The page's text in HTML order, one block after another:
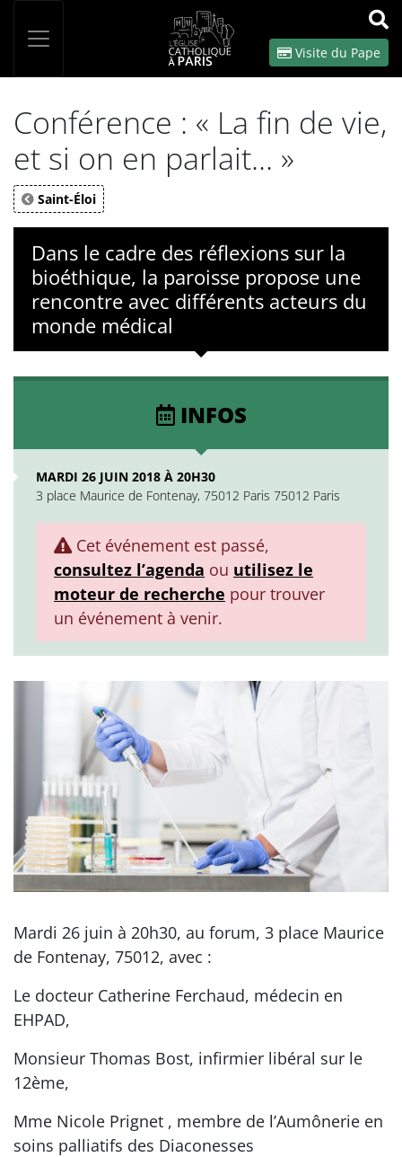
OK
Visite du Pape
Conférence : « La fin de vie,
et si on en parlait... »
Saint-Éloi
Dans le cadre des réflexions sur la
bioéthique, la paroisse propose une
rencontre avec différents acteurs du
monde médical
INFOS
MARDI 26 JUIN 2018 À 20H30
3 place Maurice de Fontenay, 75012 Paris 75012 Paris
Cet événement est passé,
consultez l’agenda ou utilisez le
moteur de recherche pour trouver
un événement à venir.
Mardi 26 juin à 20h30, au forum, 3 place Maurice
de Fontenay, 75012, avec :
Le docteur Catherine Ferchaud, médecin en
EHPAD,
Monsieur Thomas Bost, infirmier libéral sur le
12ème,
Mme Nicole Prignet , membre de l’Aumônerie en
soins palliatifs des Diaconesses
Panneau de gestion des cookies